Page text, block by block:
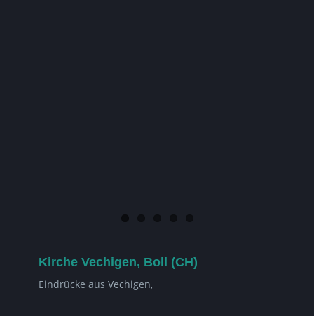
Kirche Vechigen, Boll (CH)
Eindrücke aus Vechigen,